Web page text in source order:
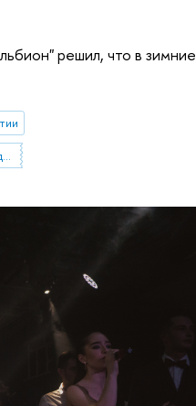
решил, что в зимние
Отдел по внеучебной работе со студентами (Нижний Новгород)